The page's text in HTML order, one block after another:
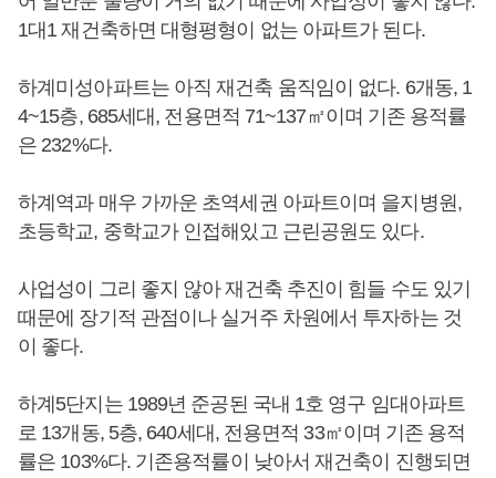
1대1 재건축하면 대형평형이 없는 아파트가 된다.
하계미성아파트는 아직 재건축 움직임이 없다. 6개동, 1
4~15층, 685세대, 전용면적 71~137㎡이며 기존 용적률
은 232%다.
하계역과 매우 가까운 초역세권 아파트이며 을지병원,
초등학교, 중학교가 인접해있고 근린공원도 있다.
사업성이 그리 좋지 않아 재건축 추진이 힘들 수도 있기
때문에 장기적 관점이나 실거주 차원에서 투자하는 것
이 좋다.
하계5단지는 1989년 준공된 국내 1호 영구 임대아파트
로 13개동, 5층, 640세대, 전용면적 33㎡이며 기존 용적
률은 103%다. 기존용적률이 낮아서 재건축이 진행되면